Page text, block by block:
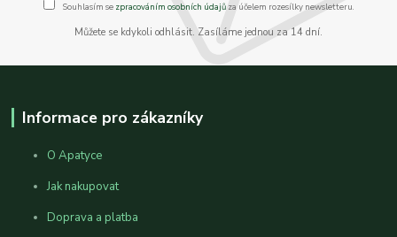
Souhlasím se zpracováním osobních údajůza účelem rozesílky newsletteru.
Můžete se kdykoli odhlásit. Zasíláme jednou za 14 dní.
Informace pro zákazníky
O Apatyce
Jak nakupovat
Doprava a platba